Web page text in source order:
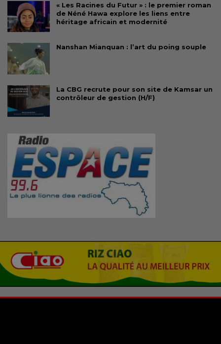
« Les Racines du Futur » : le premier roman
de Néné Hawa explore les liens entre
héritage africain et modernité
Nanshan Mianquan : l’art du poing souple
La CBG recrute pour son site de Kamsar un
contrôleur de gestion (H/F)